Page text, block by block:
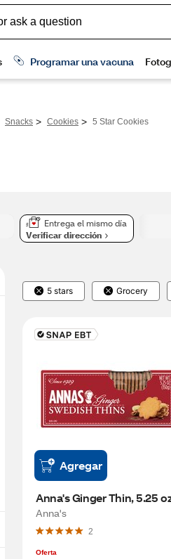
Snacks > Cookies > 5 Star Cookies
Entrega el mismo día
Verificar dirección
5 stars Grocery
Agregar
Anna's Ginger Thin, 5.25
Anna's
2
Oferta